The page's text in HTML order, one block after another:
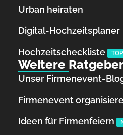
Urban heiraten
Digital-Hochzeitsplaner
Hochzeits­checkliste
TOP
Weitere
Unser Firmenevent-
Firmenevent
Ideen für Firmenfeiern